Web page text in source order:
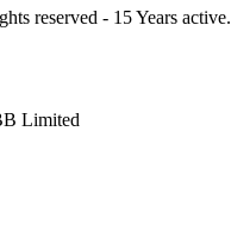
reserved - 15 Years active.
Limited